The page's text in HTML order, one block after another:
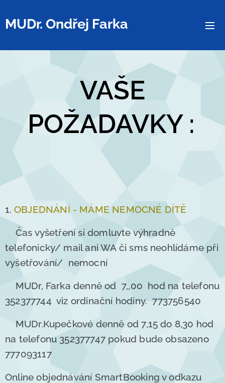
MUDr. Ondřej Farka
VAŠE
POŽADAVKY :
1. OBJEDNÁNÍ - MÁME NEMOCNÉ DÍTĚ
Čas vyšetření si domluvte výhradně
telefonicky/ mail ani WA či sms neohlídáme při
vyšetřování/ nemocní
MUDr, Farka denně od 7,,00 hod na telefonu
352377744 viz ordinační hodiny. 773756540
MUDr.Kupečkové denně od 7,15 do 8,30 hod
na telefonu 352377747 pokud bude obsazeno
777093117
Online objednávání SmartBooking v odkazu